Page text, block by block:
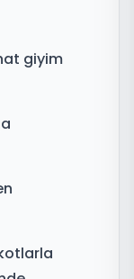
giyim